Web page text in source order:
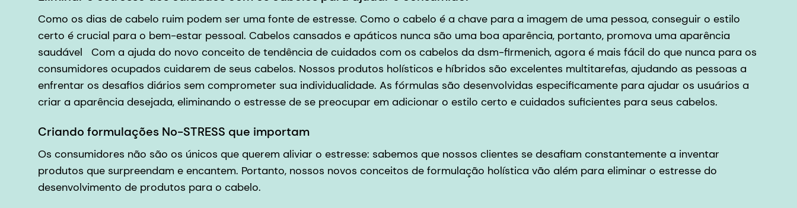
Como os dias de cabelo ruim podem ser uma fonte de estresse. Como o cabelo é a chave para a imagem de uma pessoa, conseguir o estilo
certo é crucial para o bem-estar pessoal. Cabelos cansados e apáticos nunca são uma boa aparência, portanto, promova uma aparência
saudável Com a ajuda do novo conceito de tendência de cuidados com os cabelos da dsm-firmenich, agora é mais fácil do que nunca para os
consumidores ocupados cuidarem de seus cabelos. Nossos produtos holísticos e híbridos são excelentes multitarefas, ajudando as pessoas a
enfrentar os desafios diários sem comprometer sua individualidade. As fórmulas são desenvolvidas especificamente para ajudar os usuários a
criar a aparência desejada, eliminando o estresse de se preocupar em adicionar o estilo certo e cuidados suficientes para seus cabelos.
Criando formulações No-STRESS que importam
Os consumidores não são os únicos que querem aliviar o estresse: sabemos que nossos clientes se desafiam constantemente a inventar
produtos que surpreendam e encantem. Portanto, nossos novos conceitos de formulação holística vão além para eliminar o estresse do
desenvolvimento de produtos para o cabelo.